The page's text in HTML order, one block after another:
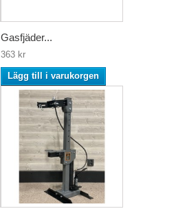
Gasfjäder...
363 kr
Lägg till i varukorgen